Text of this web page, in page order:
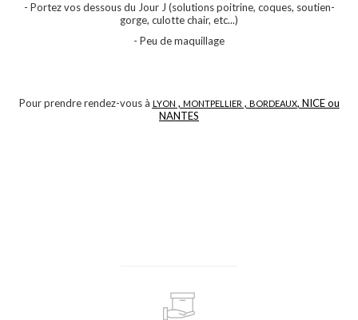
- Portez vos dessous du Jour J (solutions poitrine, coques, soutien-
gorge, culotte chair, etc...)
- Peu de maquillage
Pour prendre rendez-vous à LYON , MONTPELLIER , BORDEAUX, NICE ou
NANTES